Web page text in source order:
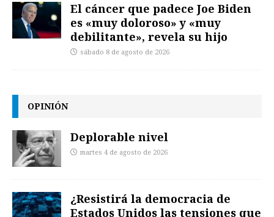
El cáncer que padece Joe Biden
es «muy doloroso» y «muy
debilitante», revela su hijo
sábado 8 de agosto de 2026
OPINIÓN
Deplorable nivel
martes 4 de agosto de 2026
¿Resistirá la democracia de
Estados Unidos las tensiones que